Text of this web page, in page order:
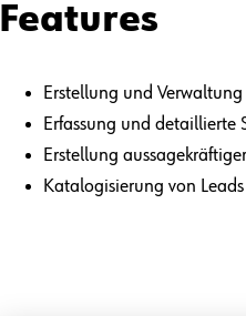
Features
Erstellung und
Erfassung und detaillierte
Erstellung
Katalogisierung von